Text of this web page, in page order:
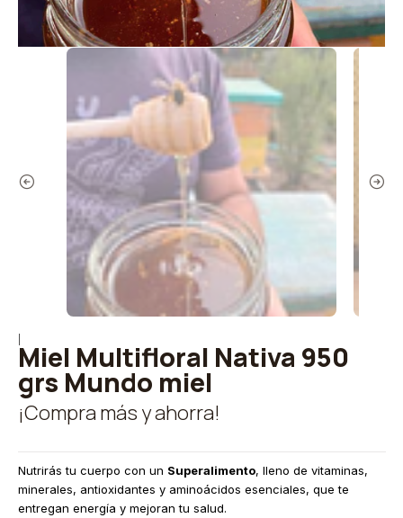
Miel Multifloral Nativa 950
grs Mundo miel
¡Compra más y ahorra!
Nutrirás tu cuerpo con un Superalimento, lleno de vitaminas,
minerales, antioxidantes y aminoácidos esenciales, que te
entregan energía y mejoran tu salud.